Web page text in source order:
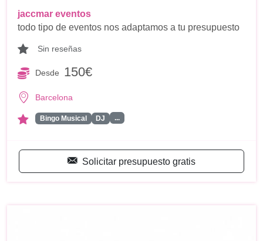
jaccmar eventos
todo tipo de eventos nos adaptamos a tu presupuesto
Sin reseñas
Desde 150€
Barcelona
Bingo Musical DJ ...
Solicitar presupuesto gratis